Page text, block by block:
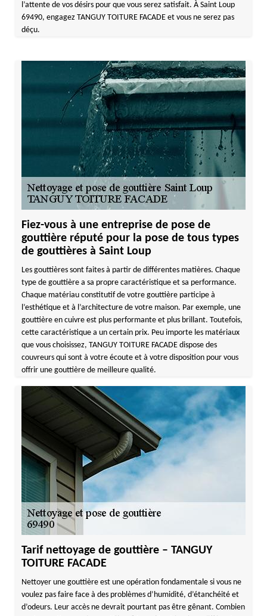
l’attente de vos désirs pour que vous serez satisfait. À Saint Loup
69490, engagez TANGUY TOITURE FACADE et vous ne serez pas
déçu.
Fiez-vous à une entreprise de pose de
gouttière réputé pour la pose de tous types
de gouttières à Saint Loup
Les gouttières sont faites à partir de différentes matières. Chaque
type de gouttière a sa propre caractéristique et sa performance.
Chaque matériau constitutif de votre gouttière participe à
l’esthétique et à l’architecture de votre maison. Par exemple, une
gouttière en cuivre est plus performante et plus brillant. Toutefois,
cette caractéristique a un certain prix. Peu importe les matériaux
que vous choisissez, TANGUY TOITURE FACADE dispose des
couvreurs qui sont à votre écoute et à votre disposition pour vous
offrir une gouttière de meilleure qualité.
Tarif nettoyage de gouttière – TANGUY
TOITURE FACADE
Nettoyer une gouttière est une opération fondamentale si vous ne
voulez pas faire face à des problèmes d’humidité, d’étanchéité et
d’odeurs. Leur accès ne devrait pourtant pas être gênant. Combien